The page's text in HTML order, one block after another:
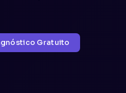
Gratuito